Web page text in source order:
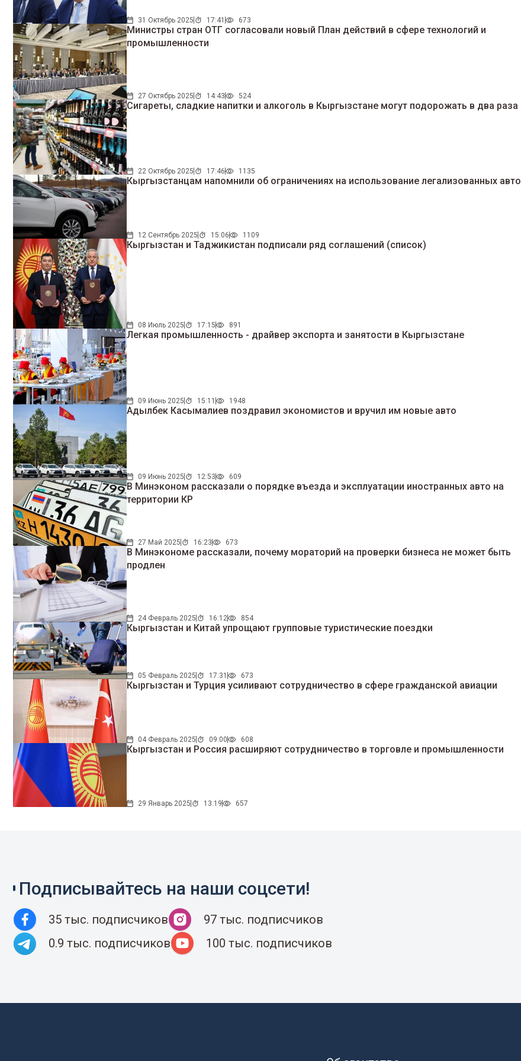
31 Октябрь 2025 17:41 673
Министры стран ОТГ согласовали новый План действий в сфере технологий и
промышленности
27 Октябрь 2025 14:43 524
Сигареты, сладкие напитки и алкоголь в Кыргызстане могут подорожать в два раза
22 Октябрь 2025 17:46 1135
Кыргызстанцам напомнили об ограничениях на использование легализованных авто
12 Сентябрь 2025 15:06 1109
Кыргызстан и Таджикистан подписали ряд соглашений (список)
08 Июль 2025 17:15 891
Легкая промышленность - драйвер экспорта и занятости в Кыргызстане
09 Июнь 2025 15:11 1948
Адылбек Касымалиев поздравил экономистов и вручил им новые авто
09 Июнь 2025 12:53 609
В Минэконом рассказали о порядке въезда и эксплуатации иностранных авто на
территории КР
27 Май 2025 16:23 673
В Минэкономе рассказали, почему мораторий на проверки бизнеса не может быть
продлен
24 Февраль 2025 16:12 854
Кыргызстан и Китай упрощают групповые туристические поездки
05 Февраль 2025 17:31 673
Кыргызстан и Турция усиливают сотрудничество в сфере гражданской авиации
04 Февраль 2025 09:00 608
Кыргызстан и Россия расширяют сотрудничество в торговле и промышленности
29 Январь 2025 13:19 657
Подписывайтесь на наши соцсети!
35 тыс. подписчиков
97 тыс. подписчиков
0.9 тыс. подписчиков
100 тыс. подписчиков